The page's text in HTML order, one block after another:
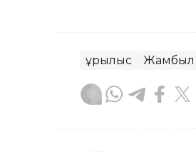
Құрылыс Жамбыл